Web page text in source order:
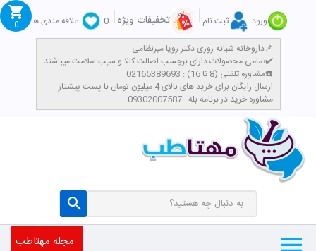
ورود ثبت نام تخفیفات ویژه 0
علاقه مندی ها
داروخانه شبانه روزی دکتر رویا میرنظامی📌
تمامی محصولات دارای برچسب اصالت کالا و سیب سلامت میباشند✔️
مشاوره تلفنی (8 تا 16) : 02165389693☎️
​ارسال رایگان برای خرید های بالای 4 میلیون تومان با پست پیشتاز
مشاوره خرید در برنامه بله : 09302007587
0
مجله مهتاطب